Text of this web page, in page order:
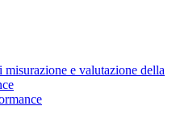
misurazione e valutazione della